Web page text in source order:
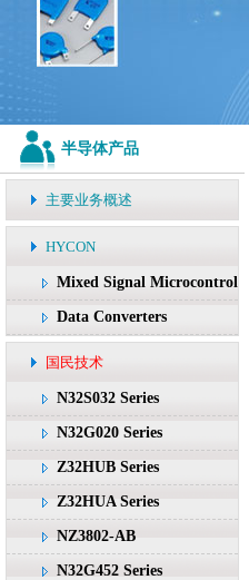
半导体产品
主要业务概述
HYCON
Mixed Signal Microcontroller
Data Converters
国民技术
N32S032 Series
N32G020 Series
Z32HUB Series
Z32HUA Series
NZ3802-AB
N32G452 Series